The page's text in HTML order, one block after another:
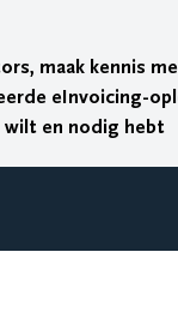
maak kennis
eInvoicing-
wilt en nodig hebt